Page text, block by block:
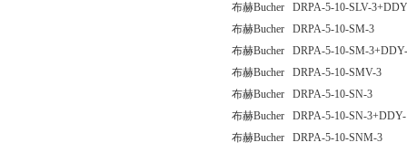
布赫Bucher DRPA-5-10-SLV-
布赫Bucher DRPA-5-10-SM-3
布赫Bucher DRPA-5-10-SM-
布赫Bucher DRPA-5-10-SMV-3
布赫Bucher DRPA-5-10-SN-3
布赫Bucher DRPA-5-10-SN-3+DDY-
布赫Bucher DRPA-5-10-SNM-3